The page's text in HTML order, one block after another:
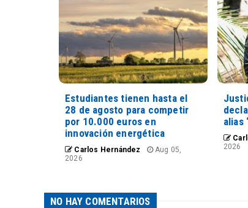
Estudiantes tienen hasta el
28 de agosto para competir
por 10.000 euros en
innovación energética
Carlos Hernández
Aug 05,
2026
alias
2026
NO HAY COMENTARIOS